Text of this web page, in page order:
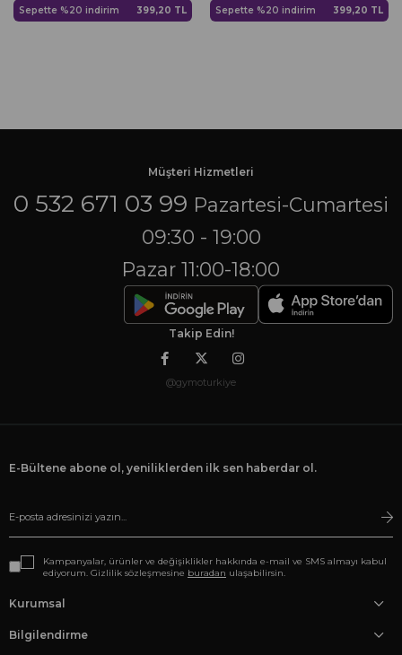
Sepette %20 indirim 399,20 TL Sepette %20 indirim 399,20 TL
Müşteri Hizmetleri
0 532 671 03 99 Pazartesi-Cumartesi
09:30 - 19:00
Pazar 11:00-18:00
Takip Edin!
@gymoturkiye
E-Bültene abone ol, yeniliklerden ilk sen haberdar ol.
Kampanyalar, ürünler ve değişiklikler hakkında e-mail ve SMS almayı kabul
ediyorum. Gizlilik sözleşmesine buradan ulaşabilirsin.
Kurumsal
Bilgilendirme